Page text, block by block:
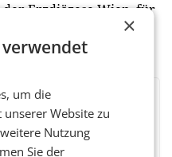
Erzdiözese Wien, für
×
verwendet
um die
Website zu
Nutzung
Sie der